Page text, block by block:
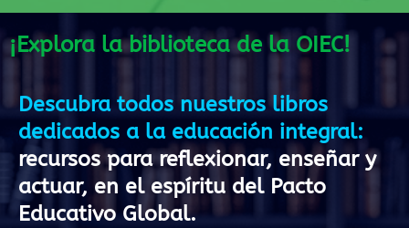
¡Explora la biblioteca de la OIEC!
Descubra todos nuestros libros
dedicados a la educación integral:
recursos para reflexionar, enseñar y
actuar, en el espíritu del Pacto
Educativo Global.